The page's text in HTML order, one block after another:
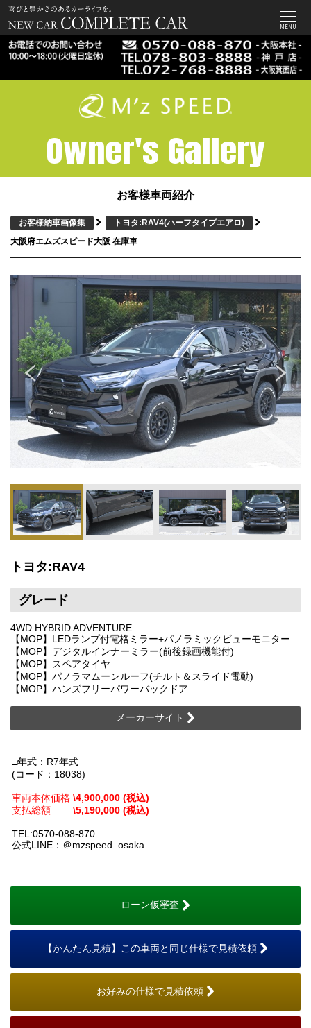
MENU
Owner's Gallery
お客様車両紹介
お客様納車画像集 トヨタ:RAV4(ハーフタイプエアロ)
大阪府エムズスピード大阪 在庫車
トヨタ:RAV4
グレード
4WD HYBRID ADVENTURE
【MOP】LEDランプ付電格ミラー+パノラミックビューモニター
【MOP】デジタルインナーミラー(前後録画機能付)
【MOP】スペアタイヤ
【MOP】パノラマムーンルーフ(チルト＆スライド電動)
【MOP】ハンズフリーパワーバックドア
メーカーサイト
□年式：R7年式
(コード：18038)
車両本体価格 \4,900,000 (税込)
支払総額 \5,190,000 (税込)
TEL:0570-088-870
公式LINE：＠mzspeed_osaka
ローン仮審査
【かんたん見積】この車両と同じ仕様で見積依頼
お好みの仕様で見積依頼